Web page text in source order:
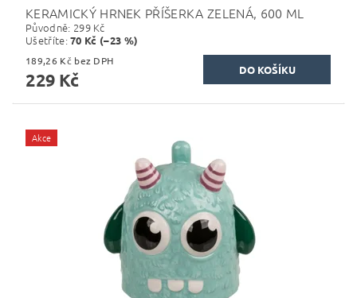
KERAMICKÝ HRNEK PŘÍŠERKA ZELENÁ, 600 ML
Původně: 299 Kč
Ušetříte:70 Kč (–23 %)
189,26 Kč bez DPH
229 Kč
Akce